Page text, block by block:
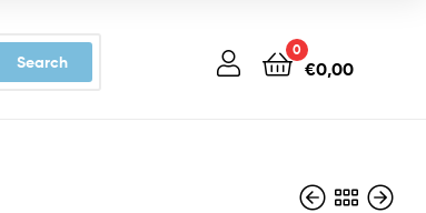
Search
0
€0,00